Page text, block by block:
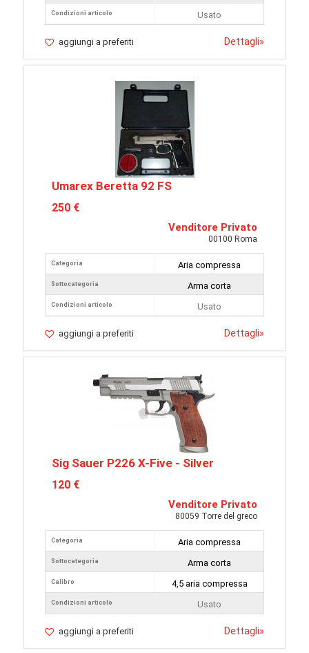
Condizioni articolo
Usato
aggiungi a preferiti Dettagli»
Umarex Beretta 92 FS
250 €
Venditore Privato
00100 Roma
Categoria
Sottocategoria
Condizioni articolo
Aria compressa
Arma corta
Usato
aggiungi a preferiti Dettagli»
Sig Sauer P226 X-Five - Silver
120 €
Venditore Privato
80059 Torre del greco
Categoria
Sottocategoria
Calibro
Condizioni articolo
Aria compressa
Arma corta
4,5 aria compressa
Usato
aggiungi a preferiti Dettagli»